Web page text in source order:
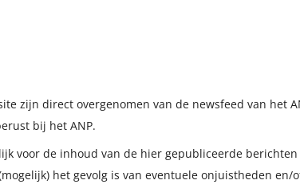
zijn direct overgenomen van de newsfeed van het
bij het ANP.
voor de inhoud van de hier gepubliceerde berichten
het gevolg is van eventuele onjuistheden en/